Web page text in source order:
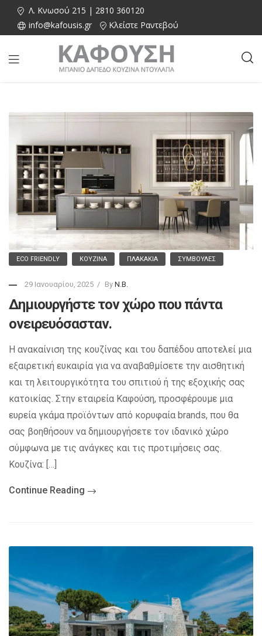
Λ. Κνωσού 215 | 2810 360120
info@kafousis.gr
Κλείστε Ραντεβού
ECO FRIENDLY ΚΟΥΖΊΝΑ ΠΛΑΚΆΚΙΑ ΣΥΜΒΟΥΛΈΣ
29 Ιανουαρίου, 2025 By N.B.
Δημιουργήστε τον χώρο που πάντα
ονειρευόσασταν.
Η ανακαίνιση της κουζίνας και του δαπέδου αποτελεί μια
εξαιρετική ευκαιρία για να αναβαθμίσετε την αισθητική
και τη λειτουργικότητα του σπιτιού ή της εξοχικής σας
κατοικίας. Στην εταιρεία Καφούση, προσφέρουμε μια
ευρεία γκάμα προϊόντων από κορυφαία brands, που θα
σας βοηθήσουν να δημιουργήσετε τον ιδανικό χώρο
σύμφωνα με τις ανάγκες και τις προτιμήσεις σας.
Κουζίνα: […]
Continue Reading